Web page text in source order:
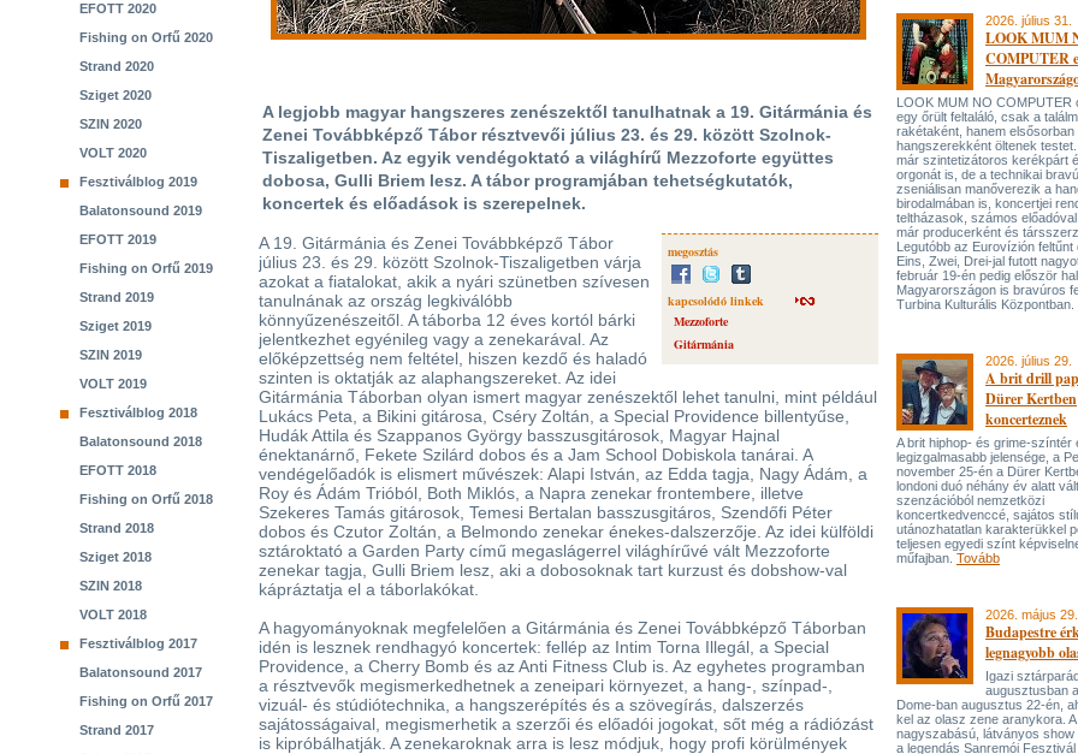
EFOTT 2020
Fishing on Orfű 2020
Strand 2020
Sziget 2020
SZIN 2020
VOLT 2020
Fesztiválblog 2019
Balatonsound 2019
EFOTT 2019
Fishing on Orfű 2019
Strand 2019
Sziget 2019
SZIN 2019
VOLT 2019
Fesztiválblog 2018
Balatonsound 2018
EFOTT 2018
Fishing on Orfű 2018
Strand 2018
Sziget 2018
SZIN 2018
VOLT 2018
Fesztiválblog 2017
Balatonsound 2017
Fishing on Orfű 2017
Strand 2017
A legjobb magyar hangszeres zenészektől tanulhatnak a 19. Gitármánia és
Zenei Továbbképző Tábor résztvevői július 23. és 29. között Szolnok-
Tiszaligetben. Az egyik vendégoktató a világhírű Mezzoforte együttes
dobosa, Gulli Briem lesz. A tábor programjában tehetségkutatók,
koncertek és előadások is szerepelnek.
megosztás
kapcsolódó linkek
Mezzoforte
Gitármánia
A 19. Gitármánia és Zenei Továbbképző Tábor
július 23. és 29. között Szolnok-Tiszaligetben várja
azokat a fiatalokat, akik a nyári szünetben szívesen
tanulnának az ország legkiválóbb
könnyűzenészeitől. A táborba 12 éves kortól bárki
jelentkezhet egyénileg vagy a zenekarával. Az
előképzettség nem feltétel, hiszen kezdő és haladó
szinten is oktatják az alaphangszereket. Az idei
Gitármánia Táborban olyan ismert magyar zenészektől lehet tanulni, mint például
Lukács Peta, a Bikini gitárosa, Cséry Zoltán, a Special Providence billentyűse,
Hudák Attila és Szappanos György basszusgitárosok, Magyar Hajnal
énektanárnő, Fekete Szilárd dobos és a Jam School Dobiskola tanárai. A
vendégelőadók is elismert művészek: Alapi István, az Edda tagja, Nagy Ádám, a
Roy és Ádám Trióból, Both Miklós, a Napra zenekar frontembere, illetve
Szekeres Tamás gitárosok, Temesi Bertalan basszusgitáros, Szendőfi Péter
dobos és Czutor Zoltán, a Belmondo zenekar énekes-dalszerzője. Az idei külföldi
sztároktató a Garden Party című megaslágerrel világhírűvé vált Mezzoforte
zenekar tagja, Gulli Briem lesz, aki a dobosoknak tart kurzust és dobshow-val
kápráztatja el a táborlakókat.
A hagyományoknak megfelelően a Gitármánia és Zenei Továbbképző Táborban
idén is lesznek rendhagyó koncertek: fellép az Intim Torna Illegál, a Special
Providence, a Cherry Bomb és az Anti Fitness Club is. Az egyhetes programban
a résztvevők megismerkedhetnek a zeneipari környezet, a hang-, színpad-,
vizuál- és stúdiótechnika, a hangszerépítés és a szövegírás, dalszerzés
sajátosságaival, megismerhetik a szerzői és előadói jogokat, sőt még a rádiózást
is kipróbálhatják. A zenekaroknak arra is lesz módjuk, hogy profi körülmények
2026. július 31.
LOOK MUM
COMPUTER
LOOK MUM NO COMPUTER
egy őrült feltaláló, csak a
rakétaként, hanem elsősorban
hangszerekként öltenek
már szintetizátoros kerékpárt
orgonát is, de a technikai
zseniálisan manőverezik a
birodalmában is, koncertjei
teltházasok, számos
már producerként és
Legutóbb az Eurovízión feltűnt
Eins, Zwei, Drei-jal futott
február 19-én pedig először
Magyarországon is bravúros
Turbina Kulturális Központban.
2026. július 29.
A brit drill
Dürer Kertben
koncerteznek
A brit hiphop- és grime-színtér
legizgalmasabb jelensége, a
november 25-én a Dürer
londoni duó néhány év alatt
szenzációból nemzetközi
koncertkedvenccé, sajátos
utánozhatatlan karakterükkel
teljesen egyedi színt
műfajban. Tovább
2026. május 29.
Budapestre
legnagyobb
Igazi
augusztusban
Dome-ban augusztus 22-én,
kel az olasz zene aranykora. A
nagyszabású, látványos show
a legendás Sanremói Fesztivál